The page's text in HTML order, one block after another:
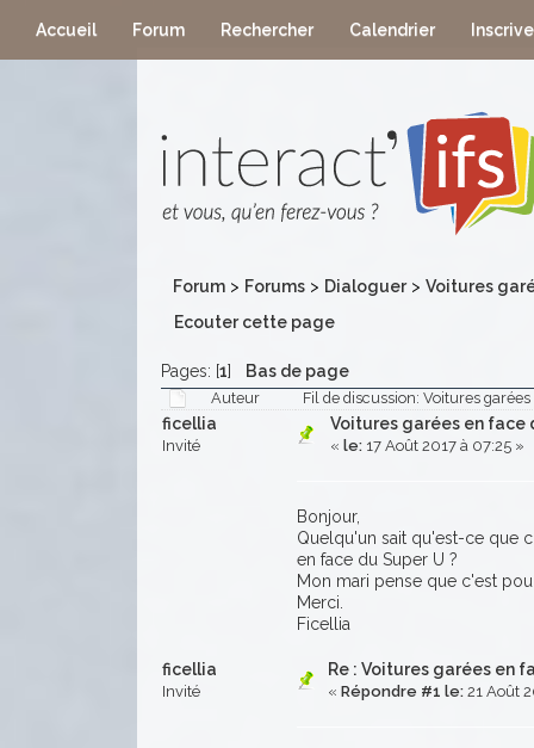
Accueil Forum Rechercher Calendrier
Forum > Forums > Dialoguer> Voitures
Ecouter cette page
Pages: [1] Bas de page
Auteur Fil de discussion: Voitures
ficellia
Invité
Voitures garées en face
« le: 17 Août 2017 à 07:25 »
Bonjour,
Quelqu'un sait qu'est-ce que
en face du Super U ?
Mon mari pense que c'est
Merci.
Ficellia
ficellia
Invité
Re : Voitures garées en
« Répondre #1 le: 21 Août